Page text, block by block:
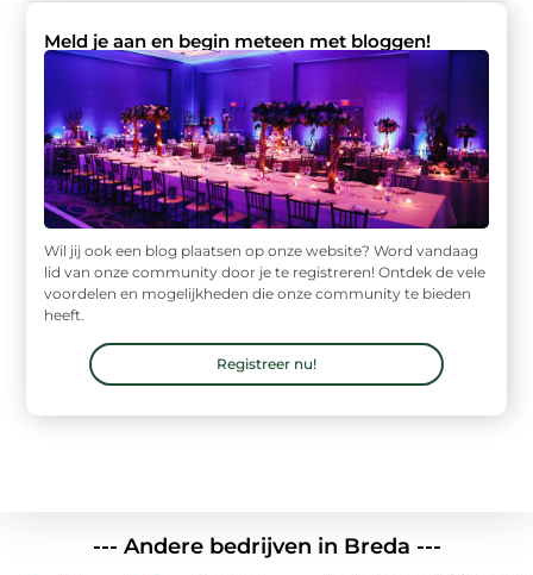
Meld je aan en begin meteen met bloggen!
Wil jij ook een blog plaatsen op onze website? Word vandaag
lid van onze community door je te registreren! Ontdek de vele
voordelen en mogelijkheden die onze community te bieden
heeft.
Registreer nu!
--- Andere bedrijven in Breda ---